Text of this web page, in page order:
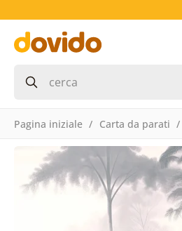
Pagina iniziale Carta da parati